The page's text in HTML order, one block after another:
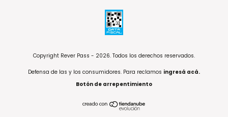
Copyright Rever Pass - 2026. Todos los derechos reservados.
Defensa de las y los consumidores. Para reclamos ingresá acá.
Botón de arrepentimiento